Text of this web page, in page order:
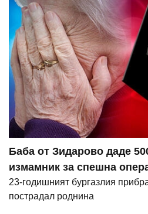
Баба от Зидарово даде
измамник за спешна
23-годишният бургазлия
пострадал роднина